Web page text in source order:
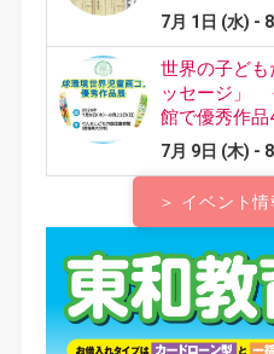
＞ イベント